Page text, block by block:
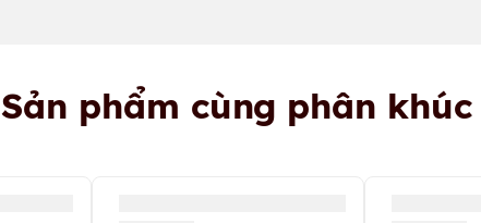
Sản phẩm cùng phân khúc